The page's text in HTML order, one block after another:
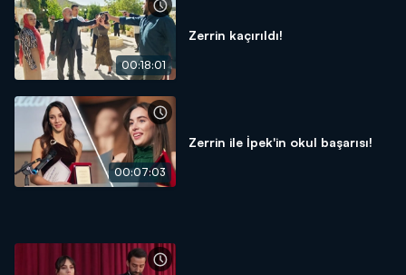
00:18:01
Zerrin kaçırıldı!
00:07:03
Zerrin ile İpek'in okul başarısı!